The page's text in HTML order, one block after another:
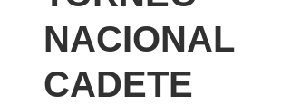
NACIONAL
CADETE